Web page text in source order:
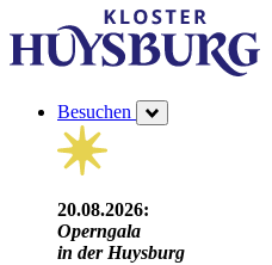
Besuchen
20.08.2026:
Operngala
in der Huysburg